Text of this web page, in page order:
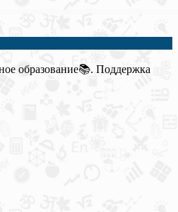
образование📚. Поддержка